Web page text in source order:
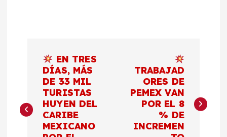
v
e
EN TRES
DÍAS, MÁS
DE 33 MIL
TURISTAS
HUYEN DEL
CARIBE
MEXICANO
TRABAJAD
ORES DE
PEMEX VAN
POR EL 8
% DE
INCREMEN